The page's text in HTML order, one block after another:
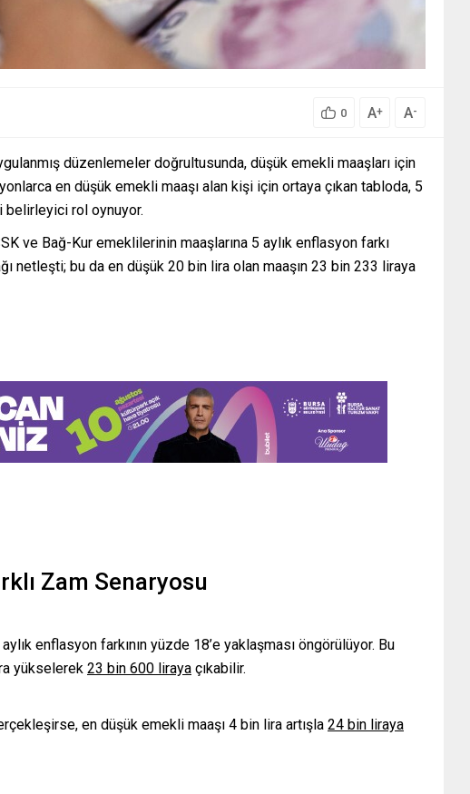
0 A+ A-
düzenlemeler doğrultusunda, düşük emekli maaşları için
en düşük emekli maaşı alan kişi için ortaya çıkan tabloda, 5
belirleyici rol oynuyor.
ve Bağ-Kur emeklilerinin maaşlarına 5 aylık enflasyon farkı
netleşti; bu da en düşük 20 bin lira olan maaşın 23 bin 233 liraya
Zam Senaryosu
enflasyon farkının yüzde 18’e yaklaşması öngörülüyor. Bu
yükselerek 23 bin 600 liraya çıkabilir.
en düşük emekli maaşı 4 bin lira artışla 24 bin liraya